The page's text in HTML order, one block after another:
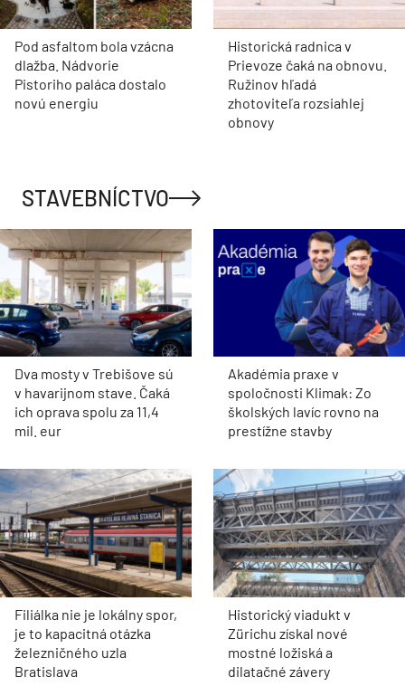
Pod asfaltom bola vzácna
dlažba. Nádvorie
Pistoriho paláca dostalo
novú energiu
Historická radnica v
Prievoze čaká na obnovu.
Ružinov hľadá
zhotoviteľa rozsiahlej
obnovy
STAVEBNÍCTVO
Dva mosty v Trebišove sú
v havarijnom stave. Čaká
ich oprava spolu za 11,4
mil. eur
Akadémia praxe v
spoločnosti Klimak: Zo
školských lavíc rovno na
prestížne stavby
Filiálka nie je lokálny spor,
je to kapacitná otázka
železničného uzla
Bratislava
Historický viadukt v
Zürichu získal nové
mostné ložiská a
dilatačné závery